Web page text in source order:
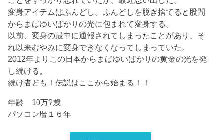
変身アイテムはふんどし。ふんどしを脱ぎ捨てると股間
からまばゆいばかりの光に包まれて変身する。
以前、変身の最中に通報されてしまったことがあり、そ
れ以来むやみに変身できなくなってしまっていた。
2012年よりこの日本からまばゆいばかりの黄金の光を発
し続ける。
続け者ども！伝説はここから始まる！！
年齢 10万?歳
パソコン暦１６年